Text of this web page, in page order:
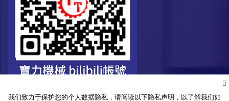
我们致力于保护您的个人数据隐私，请阅读以下隐私声明，以了解我们如